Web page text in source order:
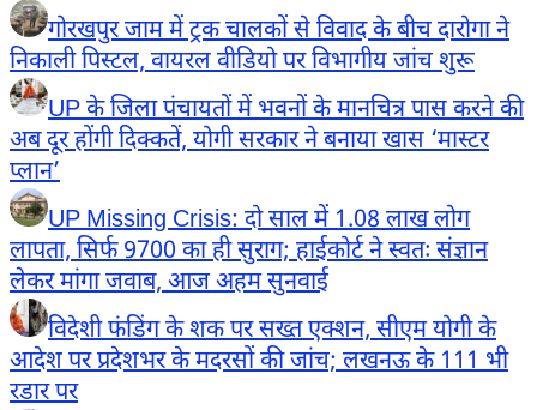
गोरखपुर जाम में ट्रक चालकों से विवाद के बीच दारोगा ने
निकाली पिस्टल, वायरल वीडियो पर विभागीय जांच शुरू
UP के जिला पंचायतों में भवनों के मानचित्र पास करने की
अब दूर होंगी दिक्कतें, योगी सरकार ने बनाया खास ‘मास्टर
प्लान’
UP Missing Crisis: दो साल में 1.08 लाख लोग
लापता, सिर्फ 9700 का ही सुराग; हाईकोर्ट ने स्वतः संज्ञान
लेकर मांगा जवाब, आज अहम सुनवाई
विदेशी फंडिंग के शक पर सख्त एक्शन, सीएम योगी के
आदेश पर प्रदेशभर के मदरसों की जांच; लखनऊ के 111 भी
रडार पर